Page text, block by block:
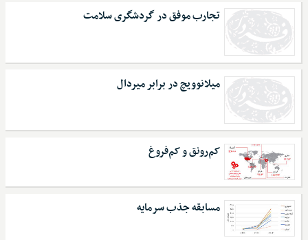
تجارب موفق در گردشگری سلامت
میلانوویچ در برابر میردال
کم‌رونق و کم‌فروغ
مسابقه جذب سرمایه